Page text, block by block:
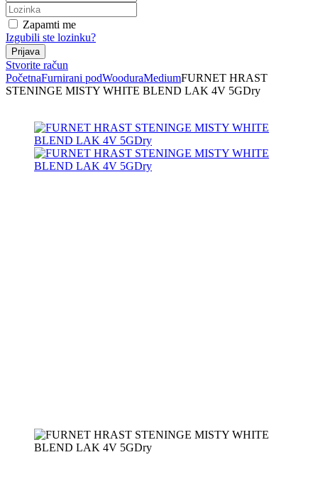
Zapamti me
Izgubili ste lozinku?
Stvorite račun
PočetnaFurnirani podWooduraMediumFURNET HRAST
STENINGE MISTY WHITE BLEND LAK 4V 5GDry